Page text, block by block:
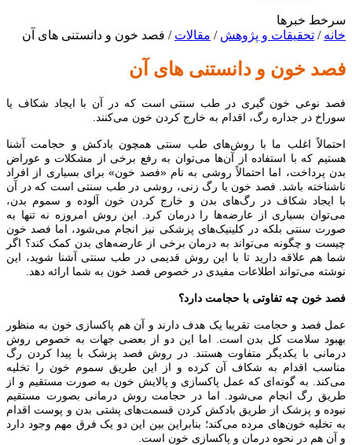
سرخط خبرها
خانه / تحقیقات و پژوهش / مقالات / فصد خون و دانستنی های آن
فصد خون و دانستنی های آن
فصد نوعی خون گیری در طب سنتی است که در آن با ایجاد شکاف یا
سوراخ در جداره رگ، اقدام به خارج کردن خون می‌کنند.
احتمالاً اغلب ما با روش‌های طب سنتی همچون بادکش و حجامت آشنا
هستیم که با استفاده از آن‌ها می‌توان به رفع برخی از مشکلات و عوراض
بدن پرداخت، اما احتمالاً روشی به نام «فصد خون» برای بسیاری از افراد
ناشناخته باشد. فصد خون یا رگ زنی، روشی در طب سنتی است که در آن
با ایجاد شکاف در رگ‌های بدن و خارج کردن خون آلوده و سموم بدن،
می‌توان بسیاری از عارضه‌ها را درمان کرد. این روش امروزه نه تنها به
صورت سنتی بلکه در کلینیک‌های پزشکی نیز انجام می‌شود، اما فصد خون
چیست و چگونه می‌تواند به درمان برخی از عارضه‌های بدن کمک کند؟ اگر
شما هم علاقه دارید تا با این روش قدیمی در طب سنتی آشنا شوید، این
نوشته می‌تواند اطلاعات مفیدی در خصوص فصد خون به شما ارائه دهد.
فصد خون چه تفاوتی با حجامت دارد؟
عمل فصد و حجامت تقریبا یک هدف دارند و آن هم پاکسازی خون به منظور
بهبود سلامت کل بدن است. اما این دو از بعضی جهات به خصوص روش
درمانی با یکدیگر متفاوت هستند. در روش فصد پزشک با پیدا کردن رگ
مناسب اقدام به شکاف آن کرده و از این طریق سموم خون را تخلیه
می‌کند. به گونه‌ای که عمل پاکسازی و پالایش خون به صورت مستقیم و از
طریق رگ انجام می‌شود. اما در حجامت روش درمانی بصورت مستقیم
نبوده و پزشک از طریق بادکش کردن قسمت‌های پشتی بدن و پوست اقدام
به تخلیه خون‌های مرده می‌کند؛ بنابراین بین این دو یک فرق مهم وجود دارد
و آن هم در نحوه درمان و پاکسازی خون است.